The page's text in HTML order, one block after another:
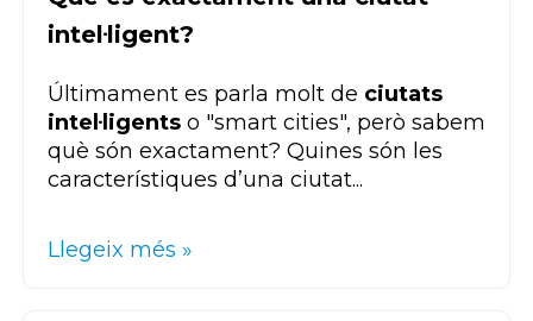
intel·ligent?
Últimament es parla molt de ciutats
intel·ligents o "smart cities", però sabem
què són exactament? Quines són les
característiques d’una ciutat...
Llegeix més »